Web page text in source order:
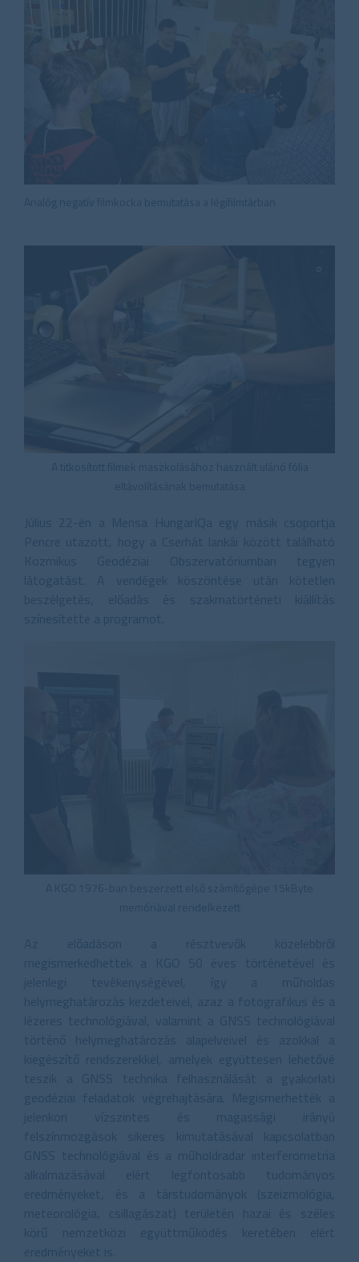
Analóg negatív filmkocka bemutatása a légifilmtárban
A titkosított filmek maszkolásához használt ulánó fólia
eltávolításának bemutatása
Július 22-én a Mensa HungarIQa egy másik csoportja
Pencre utazott, hogy a Cserhát lankái között található
Kozmikus Geodéziai Obszervatóriumban tegyen
látogatást. A vendégek köszöntése után kötetlen
beszélgetés, előadás és szakmatörténeti kiállítás
színesítette a programot.
A KGO 1976-ban beszerzett első számítógépe 15kByte
memóriával rendelkezett
Az előadáson a résztvevők közelebbről
megismerkedhettek a KGO 50 éves történetével és
jelenlegi tevékenységével, így a műholdas
helymeghatározás kezdeteivel, azaz a fotografikus és a
lézeres technológiával, valamint a GNSS technológiával
történő helymeghatározás alapelveivel és azokkal a
kiegészítő rendszerekkel, amelyek együttesen lehetővé
teszik a GNSS technika felhasználását a gyakorlati
geodéziai feladatok végrehajtására. Megismerhették a
jelenkori vízszintes és magassági irányú
felszínmozgások sikeres kimutatásával kapcsolatban
GNSS technológiával és a műholdradar interferometria
alkalmazásával elért legfontosabb tudományos
eredményeket, és a társtudományok (szeizmológia,
meteorológia, csillagászat) területén hazai és széles
körű nemzetközi együttműködés keretében elért
eredményeket is.